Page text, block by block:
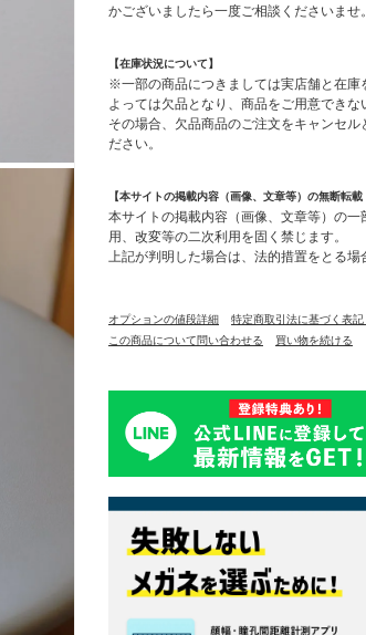
かございましたら一度ご相談くださいませ。
【在庫状況について】
※一部の商品につきましては実店舗と在庫
よっては欠品となり、商品をご用意できな
その場合、欠品商品のご注文をキャンセ
ださい。
【本サイトの掲載内容（画像、文章等）の無断転載
本サイトの掲載内容（画像、文章等）の
用、改変等の二次利用を固く禁じます。
上記が判明した場合は、法的措置をとる場
オプションの値段詳細 特定商取引法に基づく表記
この商品について問い合わせる
買い物を続ける